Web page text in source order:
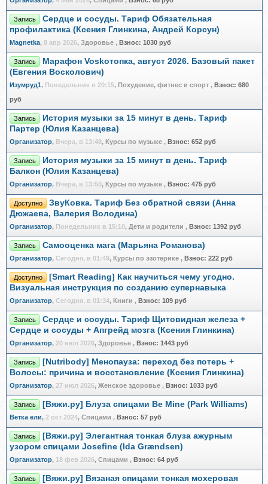
Запись
Сердце и сосуды. Тариф Обязательная
профилактика (Ксения Глинкина, Андрей Корсун)
Magnetka, 8 апр 2026, Здоровье , Взнос: 1030 руб
Запись
Марафон Voskoтопка, август 2026. Базовый пакет
(Евгения Восколович)
Изумруд1, Понедельник в 20:15, Похудение, фитнес и спорт , Взнос: 680
руб
Запись
История музыки за 15 минут в день. Тариф
Партер (Юлия Казанцева)
Организатор, Вчера, в 13:48, Курсы по музыке , Взнос: 652 руб
Запись
История музыки за 15 минут в день. Тариф
Балкон (Юлия Казанцева)
Организатор, Вчера, в 13:50, Курсы по музыке , Взнос: 475 руб
Доступно
ЗвуКовка. Тариф Без обратной связи (Анна
Дюжаева, Валерия Володина)
Организатор, Понедельник в 15:10, Дети и родители , Взнос: 1392 руб
Запись Самооценка мага (Марьяна Романова)
Организатор, Сегодня, в 01:49, Курсы по эзотерике , Взнос: 222 руб
Доступно
[Smart Reading] Как научиться чему угодно.
Визуальная инструкция по созданию супернавыка
Организатор, Сегодня, в 01:34, Книги , Взнос: 109 руб
Запись
Сердце и сосуды. Тариф Щитовидная железа +
Сердце и сосуды + Апгрейд мозга (Ксения Глинкина)
Организатор, 20 июл 2026, Здоровье , Взнос: 1443 руб
Запись
[Nutribody] Менопауза: переход без потерь +
Волосы: причина и восстановление (Ксения Глинкина)
Организатор, 27 июл 2026, Женское здоровье , Взнос: 1033 руб
Запись [Вяжи.ру] Блуза спицами Be Mine (Park Williams)
Ветка ели, 2 окт 2024, Спицами , Взнос: 57 руб
Запись
[Вяжи.ру] Элегантная тонкая блуза ажурным
узором спицами Josefine (Ida Grændsen)
Организатор, 18 фев 2026, Спицами , Взнос: 64 руб
Запись
[Вяжи.ру] Вязаная спицами тонкая мохеровая